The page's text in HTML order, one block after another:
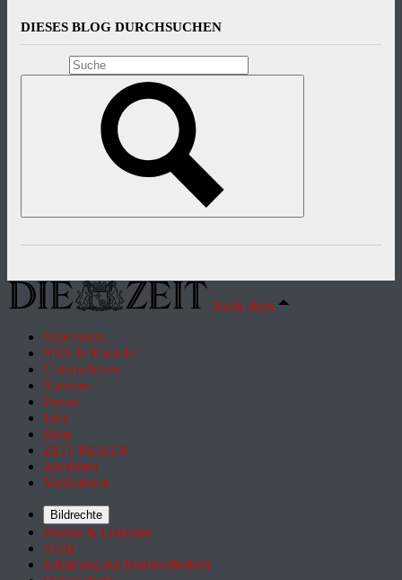
DIESES BLOG DURCHSUCHEN
Nach oben
Impressum
Hilfe & Kontakt
Unternehmen
Karriere
Presse
Jobs
Shop
ZEIT REISEN
Inserieren
Mediadaten
Bildrechte
Rechte & Lizenzen
AGB
Erklärung zur Barrierefreiheit